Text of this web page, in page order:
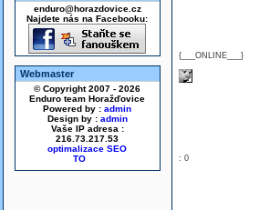
enduro@horazdovice.cz
Najdete nás na Facebooku:
Webmaster
© Copyright 2007 - 2026
Enduro team Horažďovice
Powered by : admin
Design by : admin
Vaše IP adresa :
216.73.217.53
optimalizace SEO
{___ONLINE___}
: 0